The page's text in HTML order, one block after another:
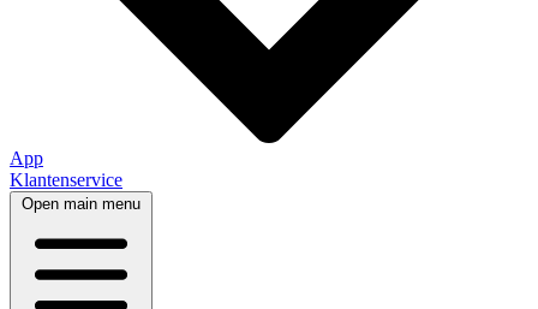
App
Klantenservice
Open main menu